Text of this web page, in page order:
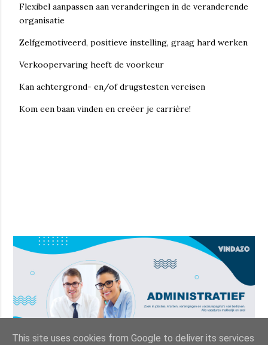
Flexibel aanpassen aan veranderingen in de veranderende
organisatie
Zelfgemotiveerd, positieve instelling, graag hard werken
Verkoopervaring heeft de voorkeur
Kan achtergrond- en/of drugstesten vereisen
Kom een ​​baan vinden en creëer je carrière!
This site uses cookies from Google to deliver its services